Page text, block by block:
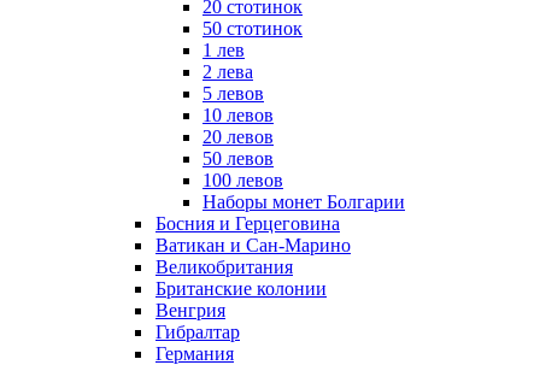
20 стотинок
50 стотинок
1 лев
2 лева
5 левов
10 левов
20 левов
50 левов
100 левов
Наборы монет Болгарии
Босния и Герцеговина
Ватикан и Сан-Марино
Великобритания
Британские колонии
Венгрия
Гибралтар
Германия